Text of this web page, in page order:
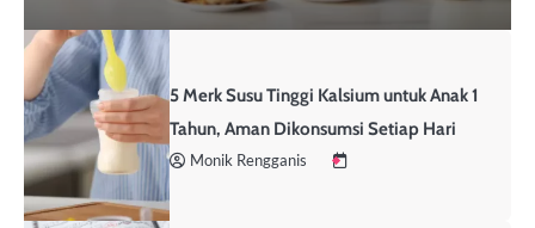
5 Merk Susu Tinggi Kalsium untuk Anak 1
Tahun, Aman Dikonsumsi Setiap Hari
Monik Rengganis